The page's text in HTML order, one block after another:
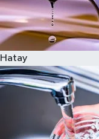
Hatay